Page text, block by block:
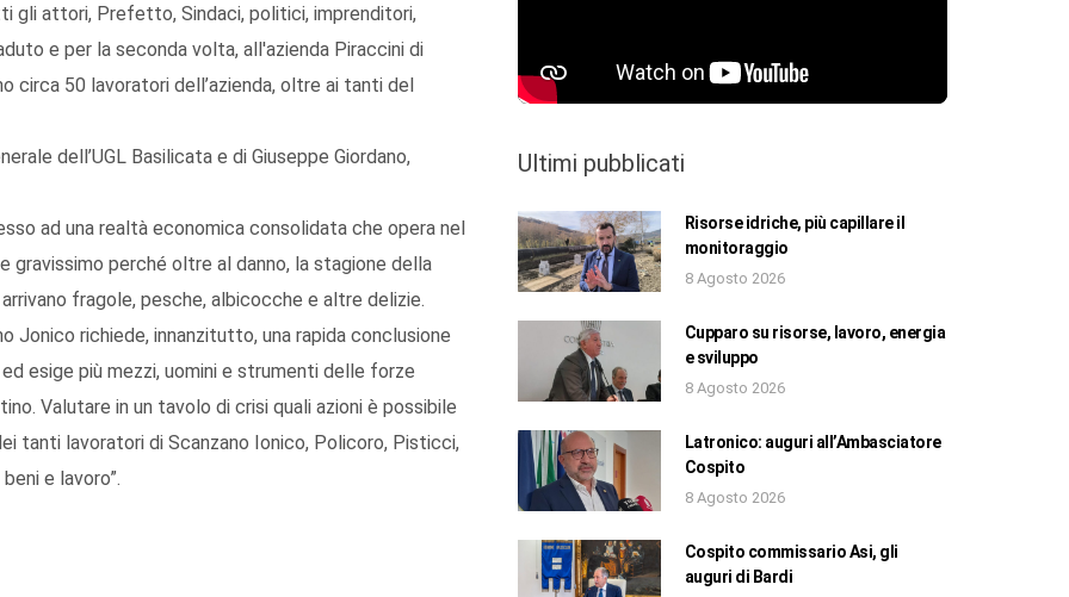
gli attori, Prefetto, Sindaci, politici, imprenditori,
e per la seconda volta, all'azienda Piraccini di
circa 50 lavoratori dell’azienda, oltre ai tanti del
dell’UGL Basilicata e di Giuseppe Giordano,
ad una realtà economica consolidata che opera nel
perché oltre al danno, la stagione della
fragole, pesche, albicocche e altre delizie.
Jonico richiede, innanzitutto, una rapida conclusione
esige più mezzi, uomini e strumenti delle forze
Valutare in un tavolo di crisi quali azioni è possibile
tanti lavoratori di Scanzano Ionico, Policoro, Pisticci,
e lavoro”.
Ultimi pubblicati
Risorse idriche, più capillare il
monitoraggio
8 Agosto 2026
Cupparo su risorse, lavoro, energia
e sviluppo
8 Agosto 2026
Latronico: auguri all’Ambasciatore
Cospito
8 Agosto 2026
Cospito commissario Asi, gli
auguri di Bardi